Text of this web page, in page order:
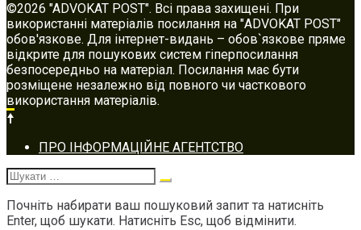
©2026 "ADVOKAT POST". Всі права захищені. При
використанні матеріалів посилання на "ADVOKAT POST"
обов'язкове. Для інтернет-видань – обов`язкове пряме
відкрите для пошукових систем гіперпосилання
безпосередньо на матеріал. Посилання має бути
розміщене незалежно від повного чи часткового
використання матеріалів.
Footer
navigation
ПРО ІНФОРМАЦІЙНЕ АГЕНТСТВО
Шукати:
Почніть набирати ваш пошуковий запит та натисніть
Enter, щоб шукати. Натисніть Esc, щоб відмінити.